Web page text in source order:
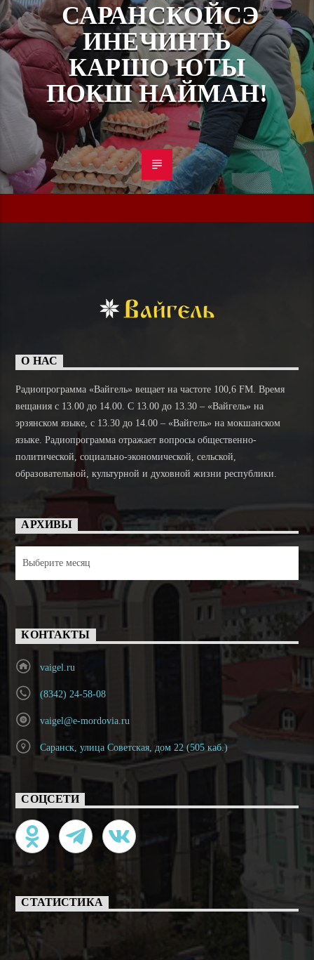
САРАНСКОЙСЭ
ИНЕЧИНТЬ
КАРШО ЮТЫ
ПОКШ НАЙМАН!
О НАС
Радиопрограмма «Вайгель» вещает на частоте 100,6 FM. Время
вещания с 13.00 до 14.00. C 13.00 до 13.30 – «Вайгель» на
эрзянском языке, с 13.30 до 14.00 – «Вайгель» на мокшанском
языке. Радиопрограмма отражает вопросы общественно-
политической, социально-экономической, сельской,
образовательной, культурной и духовной жизни республики.
АРХИВЫ
КОНТАКТЫ
vaigel.ru
(8342) 24-58-08
vaigel@e-mordovia.ru
Саранск, улица Советская, дом 22 (505 каб.)
СОЦСЕТИ
СТАТИСТИКА